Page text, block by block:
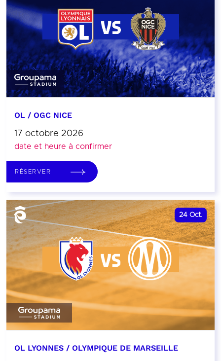
OL / OGC NICE
17 octobre 2026
date et heure à confirmer
RÉSERVER
24 Oct.
OL LYONNES / OLYMPIQUE DE MARSEILLE